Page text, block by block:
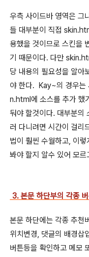
우측 사이드바 영역은 그
들 대부분이 직접
용했을 것이므로 스킨을
기 때문이다. 다만
당 내용의 필요성을 알아
야 한다. Kay~의 경우는
n.html에 소스를 추가 했
둬야 할것이다. 대부분의
러 다니려면 시간이 걸리
법이 훨씬 수월하고, 이
봐야 할지 알수 있어 모
3. 본문 하단부의 각종
본문 하단에는 각종 추천
위치변경, 댓글의 배경삽
버튼등을 확인하고 메모